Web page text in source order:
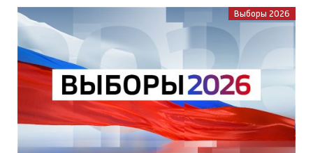
Выборы 2026